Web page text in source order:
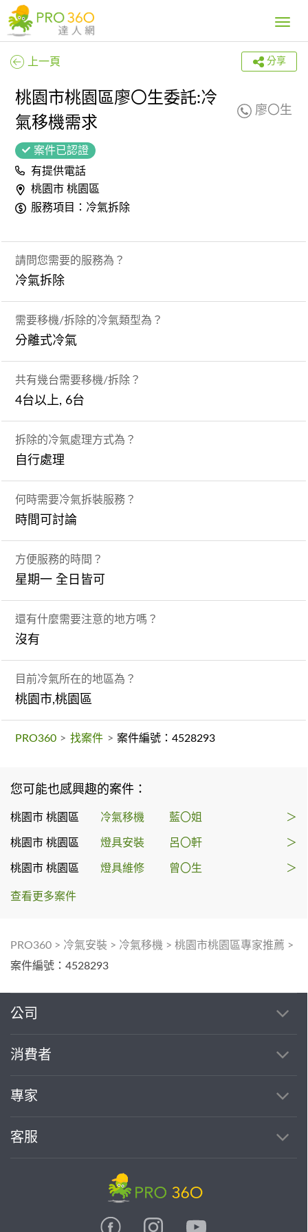
Toggle
上一頁 分享
桃園市桃園區廖〇生委託:冷
氣移機需求
廖〇生
案件已認證
有提供電話
桃園市 桃園區
服務項目：冷氣拆除
請問您需要的服務為？
冷氣拆除
需要移機/拆除的冷氣類型為？
分離式冷氣
共有幾台需要移機/拆除？
4台以上, 6台
拆除的冷氣處理方式為？
自行處理
何時需要冷氣拆裝服務？
時間可討論
方便服務的時間？
星期一 全日皆可
還有什麼需要注意的地方嗎？
沒有
目前冷氣所在的地區為？
桃園市,桃園區
PRO360 > 找案件 > 案件編號：4528293
您可能也感興趣的案件：
桃園市 桃園區 冷氣移機 藍〇姐 ＞
桃園市 桃園區 燈具安裝 呂〇軒 ＞
桃園市 桃園區 燈具維修 曾〇生 ＞
查看更多案件
PRO360 > 冷氣安裝 > 冷氣移機 > 桃園市桃園區專家推薦 >
案件編號：4528293
公司
消費者
專家
客服